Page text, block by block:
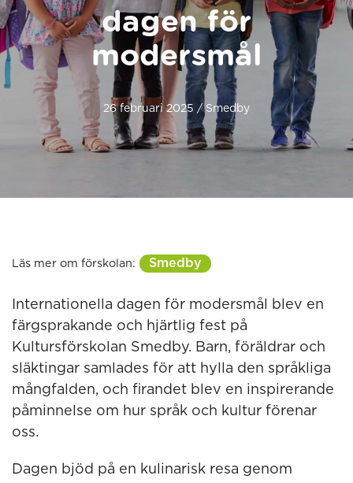
dagen för
modersmål
26 februari 2025 / Smedby
Läs mer om förskolan: Smedby
Internationella dagen för modersmål blev en
färgsprakande och hjärtlig fest på
Kultursförskolan Smedby. Barn, föräldrar och
släktingar samlades för att hylla den språkliga
mångfalden, och firandet blev en inspirerande
påminnelse om hur språk och kultur förenar
oss.
Dagen bjöd på en kulinarisk resa genom